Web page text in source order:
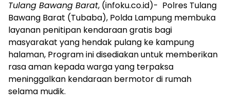
Tulang Bawang Barat, (infoku.co.id)- Polres Tulang
Bawang Barat (Tubaba), Polda Lampung membuka
layanan penitipan kendaraan gratis bagi
masyarakat yang hendak pulang ke kampung
halaman, Program ini disediakan untuk memberikan
rasa aman kepada warga yang terpaksa
meninggalkan kendaraan bermotor di rumah
selama mudik.